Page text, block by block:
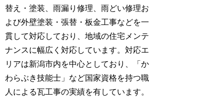
替え・塗装、雨漏り修理、雨どい修理お
よび外壁塗装・張替・板金工事などを一
貫して対応しており、地域の住宅メンテ
ナンスに幅広く対応しています。対応エ
リアは新潟市内を中心としており、「か
わらぶき技能士」など国家資格を持つ職
人による瓦工事の実績を有しています。